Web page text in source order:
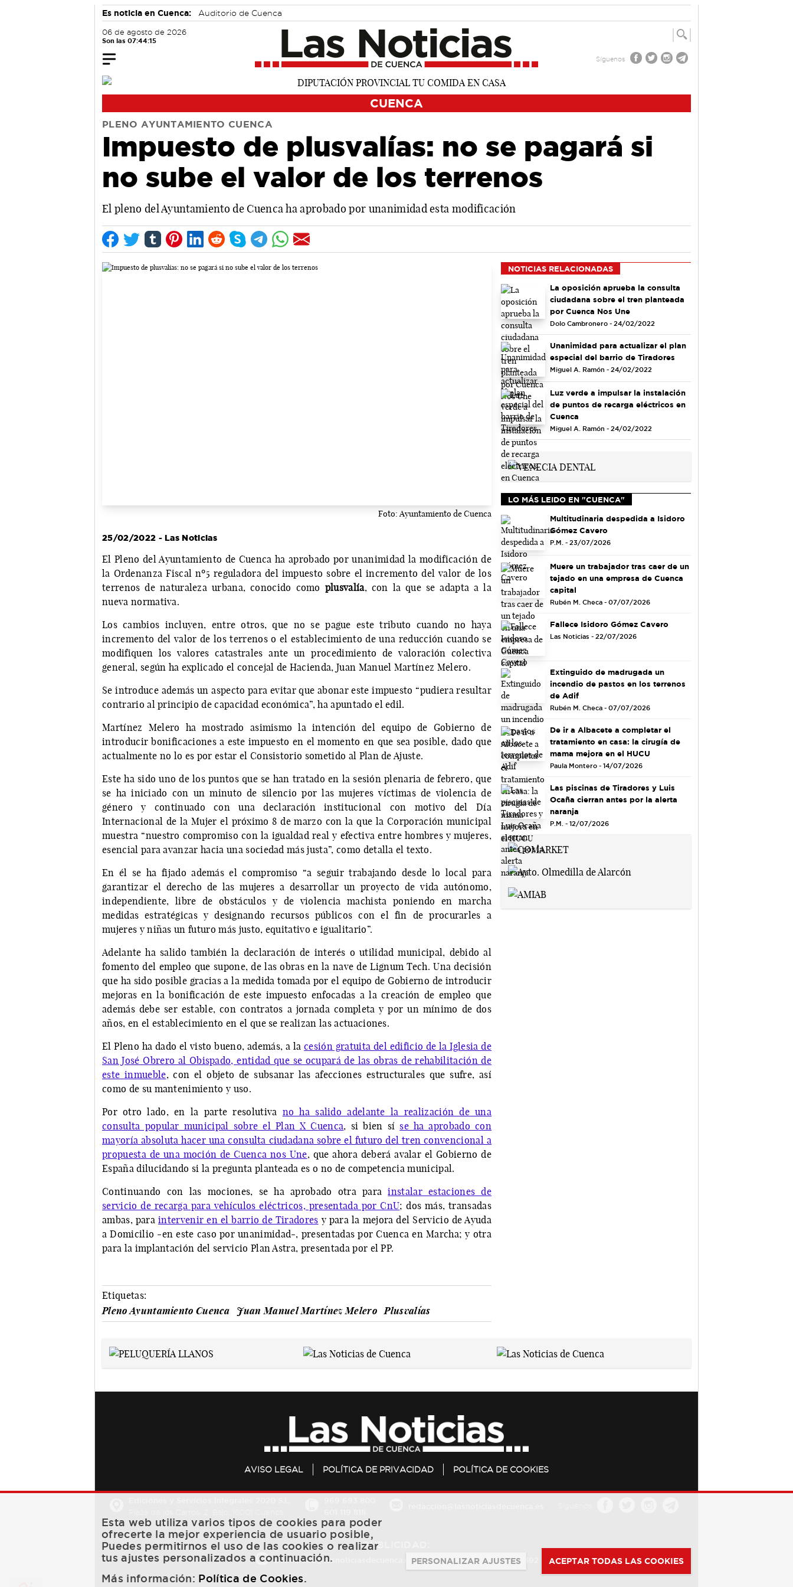
Es noticia en Cuenca: Auditorio de Cuenca
06 de agosto de 2026
Son las 07:44:15
Síguenos
CUENCA
PLENO AYUNTAMIENTO CUENCA
Impuesto de plusvalías: no se pagará si
no sube el valor de los terrenos
El pleno del Ayuntamiento de Cuenca ha aprobado por unanimidad esta modificación
Foto: Ayuntamiento de Cuenca
25/02/2022 - Las Noticias
El Pleno del Ayuntamiento de Cuenca ha aprobado por unanimidad la modificación de
la Ordenanza Fiscal nº5 reguladora del impuesto sobre el incremento del valor de los
terrenos de naturaleza urbana, conocido como plusvalía, con la que se adapta a la
nueva normativa.
Los cambios incluyen, entre otros, que no se pague este tributo cuando no haya
incremento del valor de los terrenos o el establecimiento de una reducción cuando se
modifiquen los valores catastrales ante un procedimiento de valoración colectiva
general, según ha explicado el concejal de Hacienda, Juan Manuel Martínez Melero.
Se introduce además un aspecto para evitar que abonar este impuesto “pudiera resultar
contrario al principio de capacidad económica”, ha apuntado el edil.
Martínez Melero ha mostrado asimismo la intención del equipo de Gobierno de
introducir bonificaciones a este impuesto en el momento en que sea posible, dado que
actualmente no lo es por estar el Consistorio sometido al Plan de Ajuste.
Este ha sido uno de los puntos que se han tratado en la sesión plenaria de febrero, que
se ha iniciado con un minuto de silencio por las mujeres víctimas de violencia de
género y continuado con una declaración institucional con motivo del Día
Internacional de la Mujer el próximo 8 de marzo con la que la Corporación municipal
muestra “nuestro compromiso con la igualdad real y efectiva entre hombres y mujeres,
esencial para avanzar hacia una sociedad más justa”, como detalla el texto.
En él se ha fijado además el compromiso “a seguir trabajando desde lo local para
garantizar el derecho de las mujeres a desarrollar un proyecto de vida autónomo,
independiente, libre de obstáculos y de violencia machista poniendo en marcha
medidas estratégicas y designando recursos públicos con el fin de procurarles a
mujeres y niñas un futuro más justo, equitativo e igualitario”.
Adelante ha salido también la declaración de interés o utilidad municipal, debido al
fomento del empleo que supone, de las obras en la nave de Lignum Tech. Una decisión
que ha sido posible gracias a la medida tomada por el equipo de Gobierno de introducir
mejoras en la bonificación de este impuesto enfocadas a la creación de empleo que
además debe ser estable, con contratos a jornada completa y por un mínimo de dos
años, en el establecimiento en el que se realizan las actuaciones.
El Pleno ha dado el visto bueno, además, a lacesión gratuita del edificio de la Iglesia de
San José Obrero al Obispado, entidad que se ocupará de las obras de rehabilitación de
este inmueble, con el objeto de subsanar las afecciones estructurales que sufre, así
como de su mantenimiento y uso.
Por otro lado, en la parte resolutiva no ha salido adelante la realización de una
consulta popular municipal sobre el Plan X Cuenca, si bien sí se ha aprobado con
mayoría absoluta hacer una consulta ciudadana sobre el futuro del tren convencional a
propuesta de una moción de Cuenca nos Une, que ahora deberá avalar el Gobierno de
España dilucidando si la pregunta planteada es o no de competencia municipal.
Continuando con las mociones, se ha aprobado otra parainstalar estaciones de
servicio de recarga para vehículos eléctricos, presentada por CnU; dos más, transadas
ambas, paraintervenir en el barrio de Tiradores y para la mejora del Servicio de Ayuda
a Domicilio -en este caso por unanimidad-, presentadas por Cuenca en Marcha; y otra
para la implantación del servicio Plan Astra, presentada por el PP.
Etiquetas:
Pleno Ayuntamiento Cuenca
Juan Manuel Martínez Melero Plusvalías
NOTICIAS RELACIONADAS
La oposición aprueba la consulta
ciudadana sobre el tren planteada
por Cuenca Nos Une
Dolo Cambronero - 24/02/2022
Unanimidad para actualizar el plan
especial del barrio de Tiradores
Miguel A. Ramón - 24/02/2022
Luz verde a impulsar la instalación
de puntos de recarga eléctricos en
Cuenca
Miguel A. Ramón - 24/02/2022
LO MÁS LEIDO EN "CUENCA"
Multitudinaria despedida a Isidoro
Gómez Cavero
P.M. - 23/07/2026
Muere un trabajador tras caer de un
tejado en una empresa de Cuenca
capital
Rubén M. Checa - 07/07/2026
Fallece Isidoro Gómez Cavero
Las Noticias - 22/07/2026
Extinguido de madrugada un
incendio de pastos en los terrenos
de Adif
Rubén M. Checa - 07/07/2026
De ir a Albacete a completar el
tratamiento en casa: la cirugía de
mama mejora en el HUCU
Paula Montero - 14/07/2026
Las piscinas de Tiradores y Luis
Ocaña cierran antes por la alerta
naranja
P.M. - 12/07/2026
AVISO LEGAL POLÍTICA DE PRIVACIDAD POLÍTICA DE COOKIES
PUBLICIDAD:
publicidad@lasnoticiasdecuenca.es 684 126 573 / 670 726 392
Esta web utiliza varios tipos de cookies para poder
ofrecerte la mejor experiencia de usuario posible,
Puedes permitirnos el uso de las cookies o realizar
tus ajustes personalizados a continuación.
Más información: Política de Cookies.
PERSONALIZAR AJUSTES ACEPTAR TODAS LAS COOKIES